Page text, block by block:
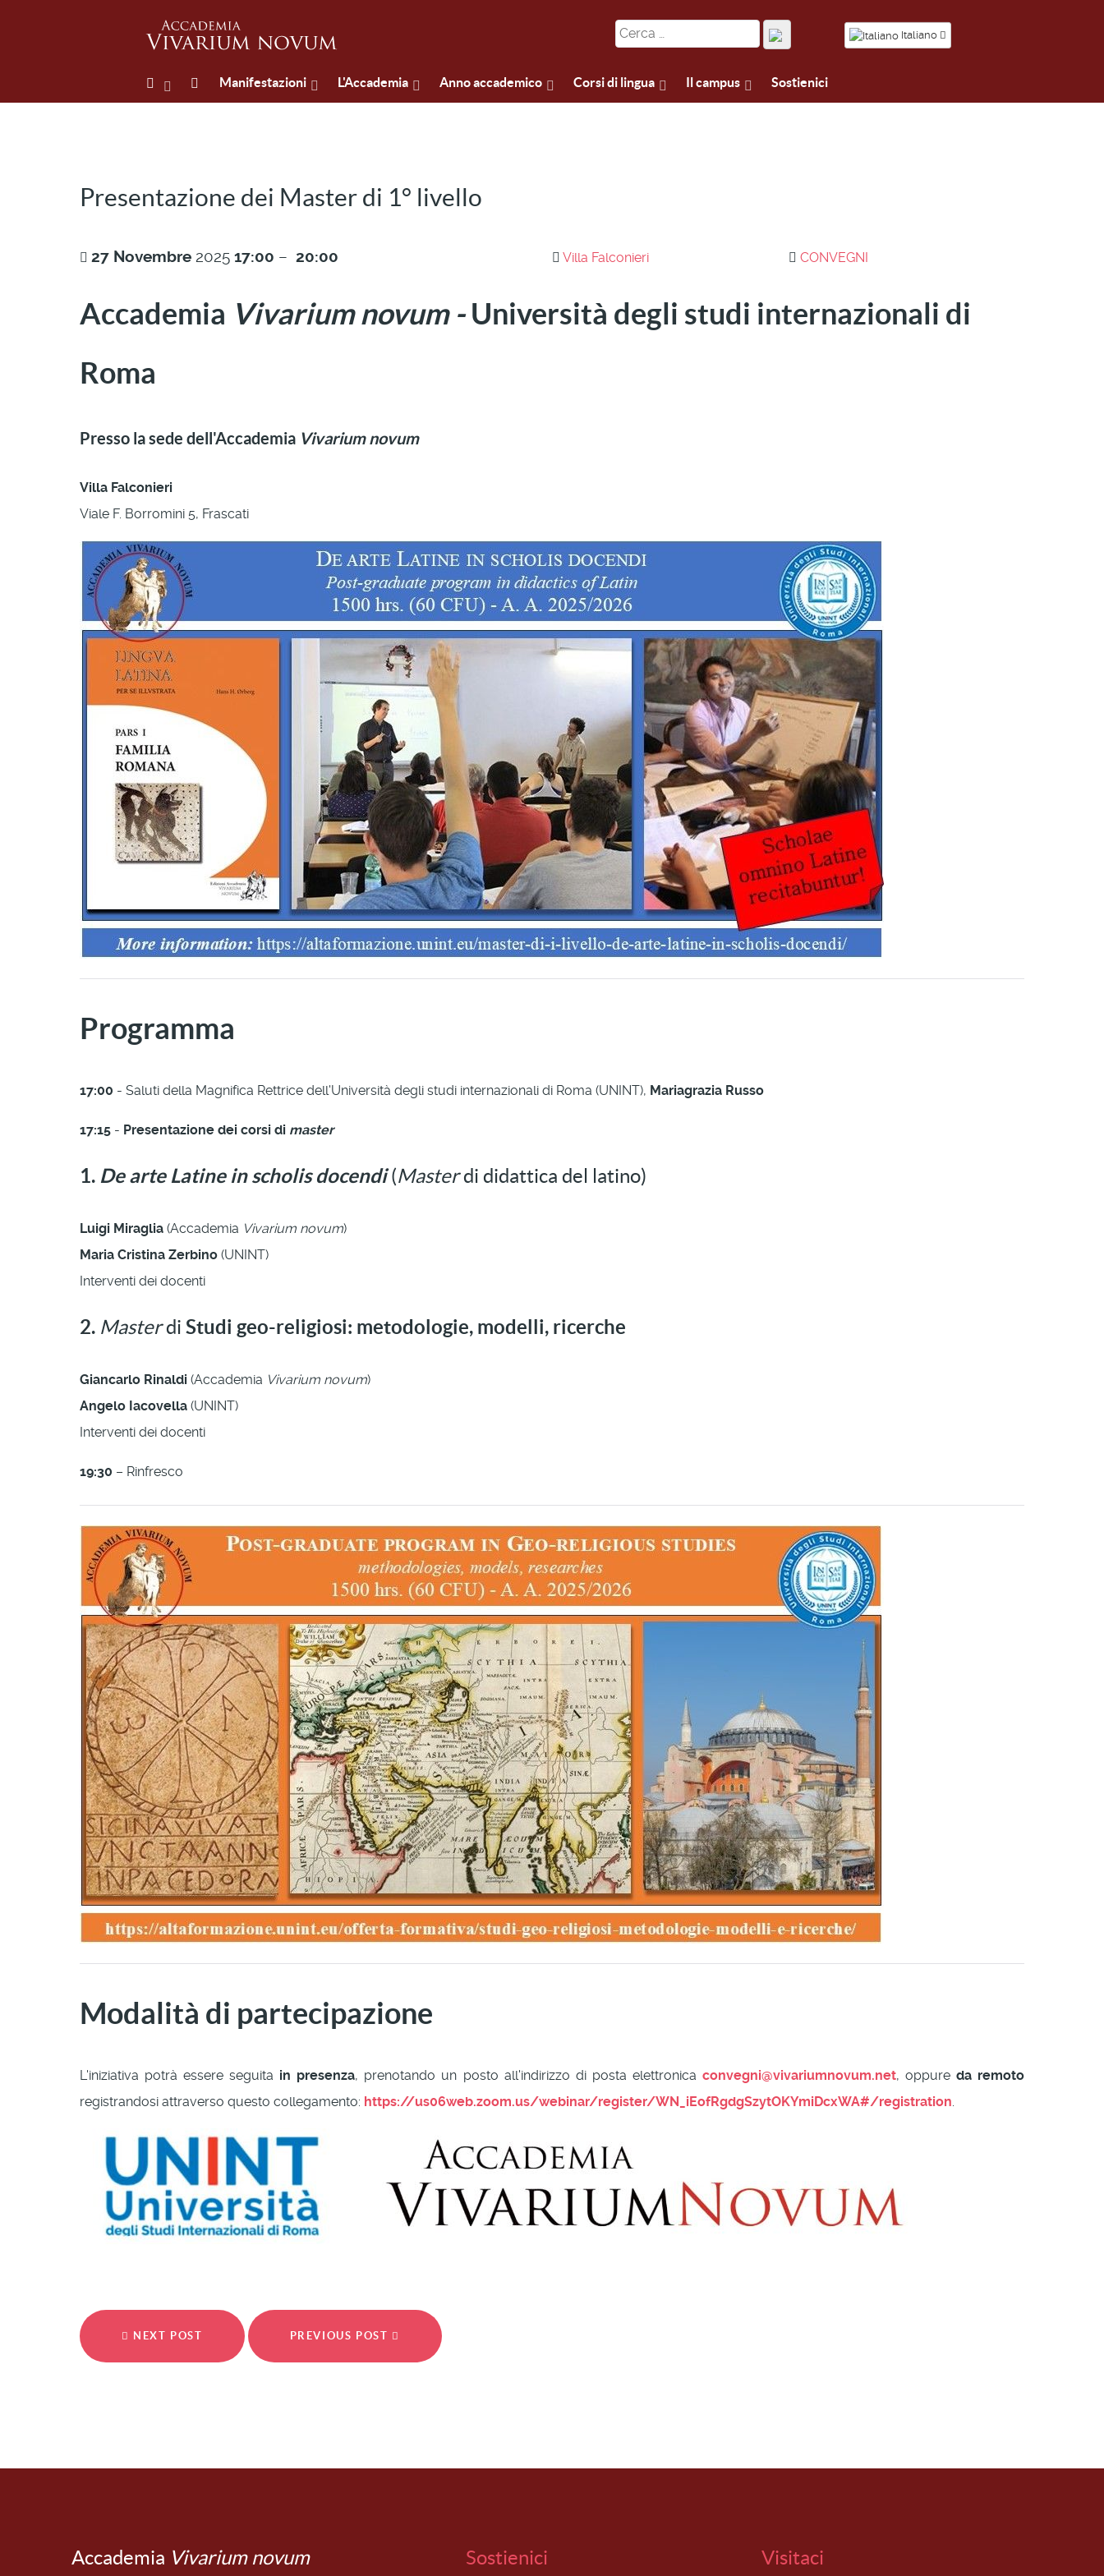
Italiano
Manifestazioni L'Accademia Anno accademico Corsi di lingua Il campus Sostienici
Presentazione dei Master di 1° livello
27 Novembre 2025 17:00 – 20:00 Villa Falconieri CONVEGNI
Accademia Vivarium novum - Università degli studi internazionali di
Roma
Presso la sede dell'Accademia Vivarium novum
Villa Falconieri
Viale F. Borromini 5, Frascati
Programma
17:00 - Saluti della Magnifica Rettrice dell'Università degli studi internazionali di Roma (UNINT), Mariagrazia Russo
17:15 - Presentazione dei corsi di master
1. De arte Latine in scholis docendi(Masterdi didattica del latino)
Luigi Miraglia (Accademia Vivarium novum)
Maria Cristina Zerbino (UNINT)
Interventi dei docenti
2. Masterdi Studi geo-religiosi: metodologie, modelli, ricerche
Giancarlo Rinaldi (Accademia Vivarium novum)
Angelo Iacovella (UNINT)
Interventi dei docenti
19:30 – Rinfresco
Modalità di partecipazione
L'iniziativa potrà essere seguita in presenza, prenotando un posto all'indirizzo di posta elettronica convegni@vivariumnovum.net, oppure da remoto
registrandosi attraverso questo collegamento: https://us06web.zoom.us/webinar/register/WN_iEofRgdgSzytOKYmiDcxWA#/registration.
NEXT POST PREVIOUS POST
Accademia Vivarium novum Sostienici Visitaci